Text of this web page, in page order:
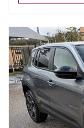
Vedi dettagli